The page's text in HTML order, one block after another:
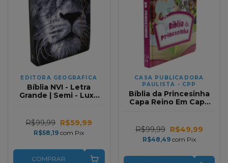
EDITORA GEOGRAFICA
Bíblia NVI - Letra
Grande | Semi - Luxo
R$99,99 R$59,99
R$58,19com Pix
COMPRAR
CASA PUBLICADORA
PAULISTA - CPP
Bíblia da Princesinha
Capa Reino Em Capa
R$99,99 R$49,99
R$48,49 com Pix